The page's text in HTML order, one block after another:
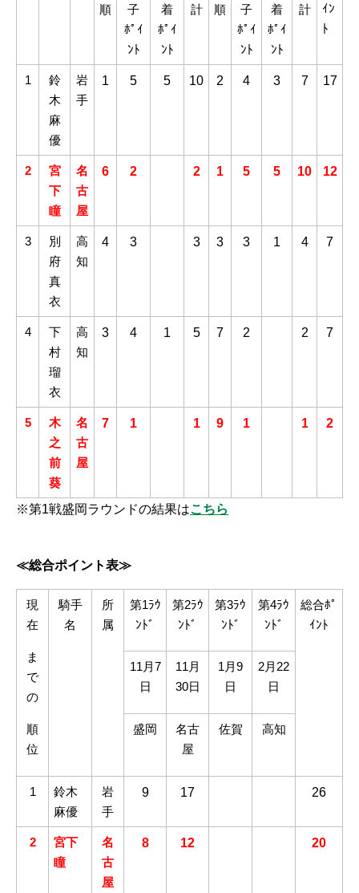
ｲﾝ
ﾄ
順
子
ﾎﾟｲ
ﾝﾄ
着
ﾎﾟｲ
ﾝﾄ
計
順
子
ﾎﾟｲ
ﾝﾄ
着
ﾎﾟｲ
ﾝﾄ
計
1
鈴
木
麻
優
岩
手
1 5 5 10 2 4 3 7 17
2
宮
下
瞳
名
古
屋
6 2 2 1 5 5 10 12
3
別
府
真
衣
高
知
4 3 3 3 3 1 4 7
4
下
村
瑠
衣
高
知
3 4 1 5 7 2 2 7
5
木
之
前
葵
名
古
屋
7 1 1 9 1 1 2
※第1戦盛岡ラウンドの結果はこちら
≪総合ポイント表≫
現
在
ま
で
の
順
位
騎手
名
所
属
第1ﾗｳ
ﾝﾄﾞ
第2ﾗｳ
ﾝﾄﾞ
第3ﾗｳ
ﾝﾄﾞ
第4ﾗｳ
ﾝﾄﾞ
総合ﾎﾟ
ｲﾝﾄ
11月7
日
11月
30日
1月9
日
2月22
日
盛岡
名古
屋
佐賀 高知
1
鈴木
麻優
岩
手
9 17 26
2
宮下
瞳
名
古
屋
8 12 20